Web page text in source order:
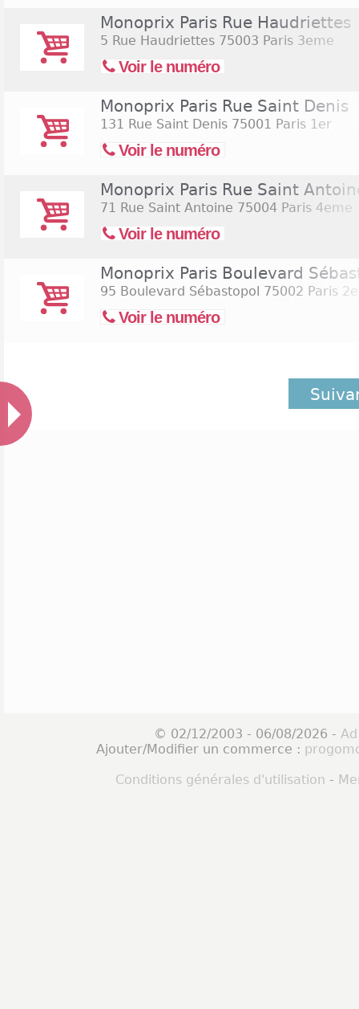
Monoprix Paris Rue Haudriettes
5 Rue Haudriettes 75003 Paris 3eme
Voir le numéro
Monoprix Paris Rue Saint Denis
131 Rue Saint Denis 75001 Paris 1er
Voir le numéro
Monoprix Paris Rue Saint
71 Rue Saint Antoine 75004 Paris 4eme
Voir le numéro
Monoprix Paris Boulevard
95 Boulevard Sébastopol 75002 Paris
Voir le numéro
© 02/12/2003 - 06/08/2026 -
Ajouter/Modifier un commerce :
Conditions générales d'utilisation -